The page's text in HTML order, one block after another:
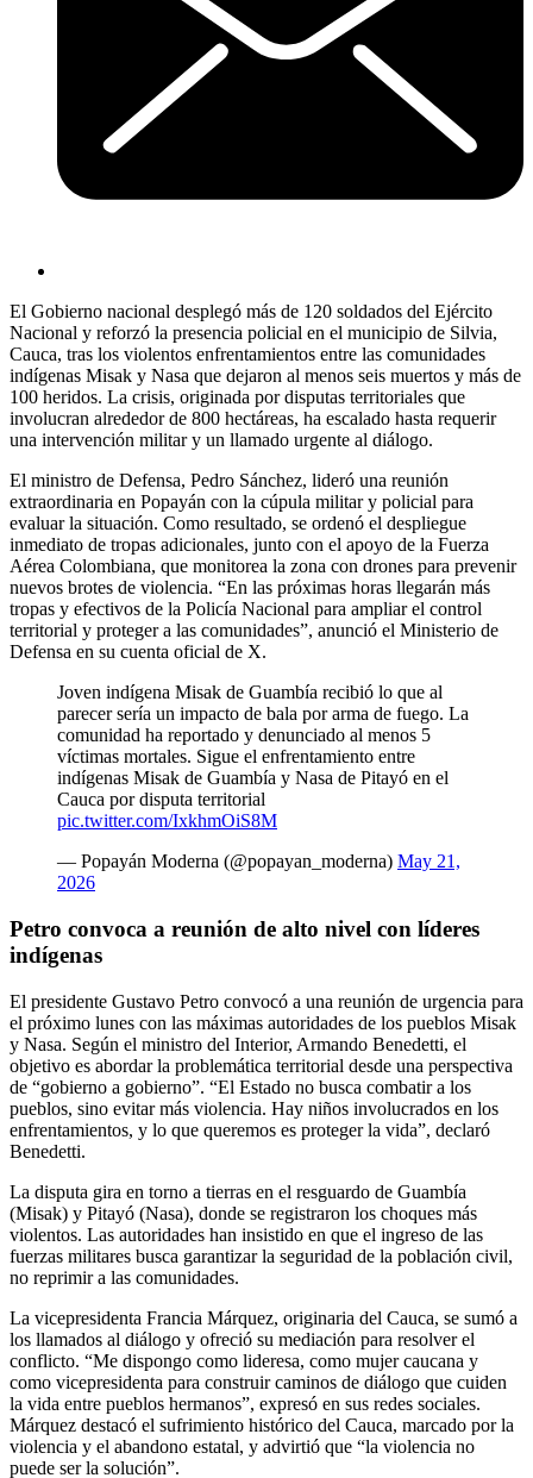
El Gobierno nacional desplegó más de 120 soldados del Ejército
Nacional y reforzó la presencia policial en el municipio de Silvia,
Cauca, tras los violentos enfrentamientos entre las comunidades
indígenas Misak y Nasa que dejaron al menos seis muertos y más de
100 heridos. La crisis, originada por disputas territoriales que
involucran alrededor de 800 hectáreas, ha escalado hasta requerir
una intervención militar y un llamado urgente al diálogo.
El ministro de Defensa, Pedro Sánchez, lideró una reunión
extraordinaria en Popayán con la cúpula militar y policial para
evaluar la situación. Como resultado, se ordenó el despliegue
inmediato de tropas adicionales, junto con el apoyo de la Fuerza
Aérea Colombiana, que monitorea la zona con drones para prevenir
nuevos brotes de violencia. “En las próximas horas llegarán más
tropas y efectivos de la Policía Nacional para ampliar el control
territorial y proteger a las comunidades”, anunció el Ministerio de
Defensa en su cuenta oficial de X.
Joven indígena Misak de Guambía recibió lo que al
parecer sería un impacto de bala por arma de fuego. La
comunidad ha reportado y denunciado al menos 5
víctimas mortales. Sigue el enfrentamiento entre
indígenas Misak de Guambía y Nasa de Pitayó en el
Cauca por disputa territorial
pic.twitter.com/IxkhmOiS8M
— Popayán Moderna (@popayan_moderna) May 21,
2026
Petro convoca a reunión de alto nivel con líderes
indígenas
El presidente Gustavo Petro convocó a una reunión de urgencia para
el próximo lunes con las máximas autoridades de los pueblos Misak
y Nasa. Según el ministro del Interior, Armando Benedetti, el
objetivo es abordar la problemática territorial desde una perspectiva
de “gobierno a gobierno”. “El Estado no busca combatir a los
pueblos, sino evitar más violencia. Hay niños involucrados en los
enfrentamientos, y lo que queremos es proteger la vida”, declaró
Benedetti.
La disputa gira en torno a tierras en el resguardo de Guambía
(Misak) y Pitayó (Nasa), donde se registraron los choques más
violentos. Las autoridades han insistido en que el ingreso de las
fuerzas militares busca garantizar la seguridad de la población civil,
no reprimir a las comunidades.
La vicepresidenta Francia Márquez, originaria del Cauca, se sumó a
los llamados al diálogo y ofreció su mediación para resolver el
conflicto. “Me dispongo como lideresa, como mujer caucana y
como vicepresidenta para construir caminos de diálogo que cuiden
la vida entre pueblos hermanos”, expresó en sus redes sociales.
Márquez destacó el sufrimiento histórico del Cauca, marcado por la
violencia y el abandono estatal, y advirtió que “la violencia no
puede ser la solución”.